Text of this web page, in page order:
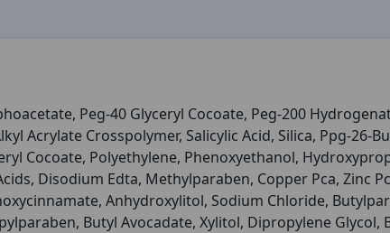
Peg-40 Glyceryl Cocoate, Peg-200
Acrylate Crosspolymer, Salicylic Acid, Silica, Ppg-26-
Cocoate, Polyethylene, Phenoxyethanol,
Disodium Edta, Methylparaben, Copper Pca, Zinc
Anhydroxylitol, Sodium Chloride,
Butyl Avocadate, Xylitol, Dipropylene Glycol,